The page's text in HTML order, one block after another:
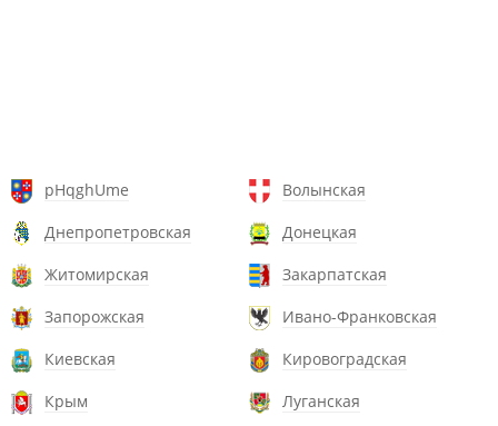
pHqghUme
Волынская
Днепропетровская
Донецкая
Житомирская
Закарпатская
Запорожская
Ивано-Франковская
Киевская
Кировоградская
Крым
Луганская